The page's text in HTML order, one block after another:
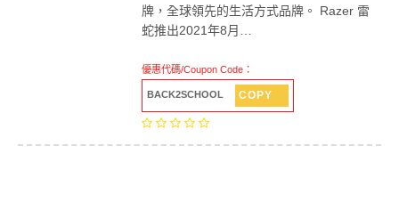
牌，全球領先的生活方式品牌。 Razer 雷
蛇推出2021年8月…
優惠代碼/Coupon Code：
BACK2SCHOOL COPY